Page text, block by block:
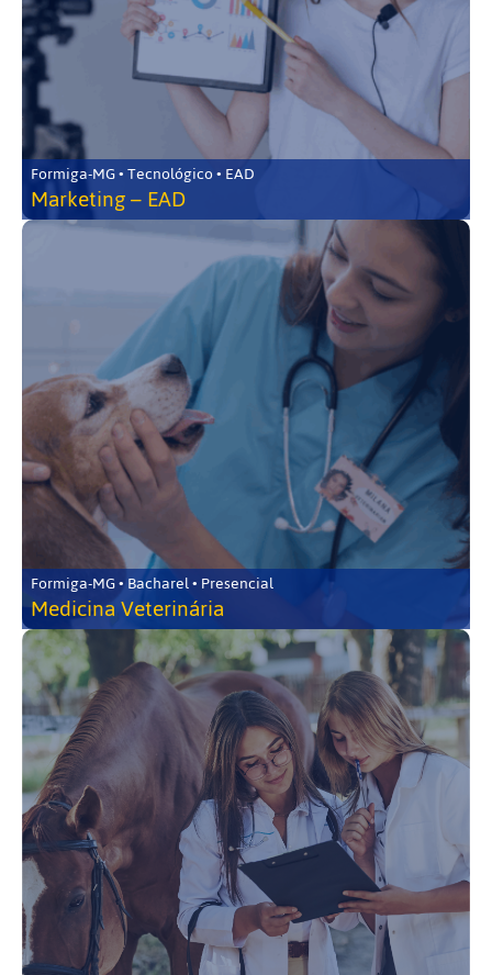
Formiga-MG • Tecnológico • EAD
Marketing – EAD
Formiga-MG • Bacharel • Presencial
Medicina Veterinária